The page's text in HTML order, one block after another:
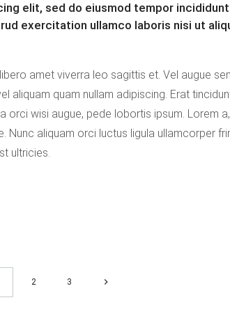
elit, sed do eiusmod tempor
exercitation ullamco laboris nisi ut
amet viverra leo sagittis et. Vel augue
aliquam quam nullam adipiscing. Erat
wisi augue, pede lobortis ipsum. Lorem
Nunc aliquam orci luctus ligula ullamcorper
ultricies.
2 3